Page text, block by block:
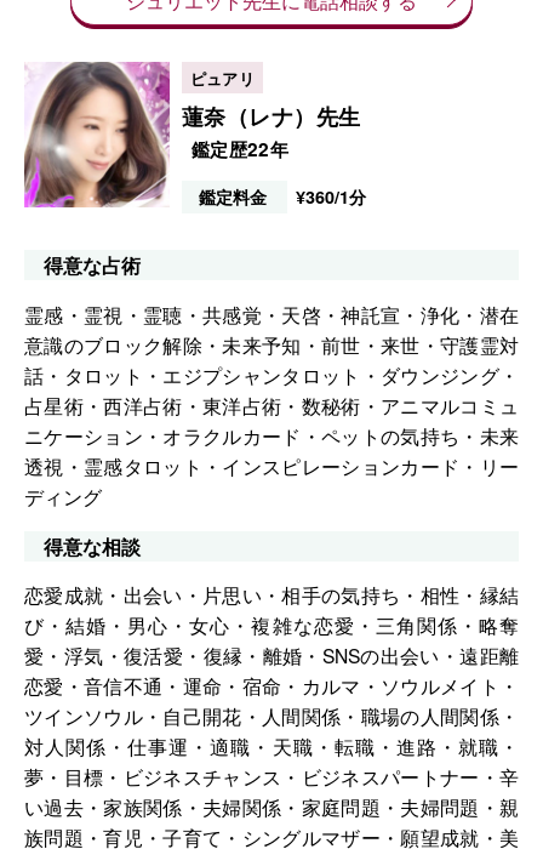
蓮奈（レナ）先生
鑑定歴22年
鑑定料金 ¥360/1分
得意な占術
霊感・霊視・霊聴・共感覚・天啓・神託宣・浄化・潜在
意識のブロック解除・未来予知・前世・来世・守護霊対
話・タロット・エジプシャンタロット・ダウンジング・
占星術・西洋占術・東洋占術・数秘術・アニマルコミュ
ニケーション・オラクルカード・ペットの気持ち・未来
透視・霊感タロット・インスピレーションカード・リー
ディング
得意な相談
恋愛成就・出会い・片思い・相手の気持ち・相性・縁結
び・結婚・男心・女心・複雑な恋愛・三角関係・略奪
愛・浮気・復活愛・復縁・離婚・SNSの出会い・遠距離
恋愛・音信不通・運命・宿命・カルマ・ソウルメイト・
ツインソウル・自己開花・人間関係・職場の人間関係・
対人関係・仕事運・適職・天職・転職・進路・就職・
夢・目標・ビジネスチャンス・ビジネスパートナー・辛
い過去・家族関係・夫婦関係・家庭問題・夫婦問題・親
族問題・育児・子育て・シングルマザー・願望成就・美